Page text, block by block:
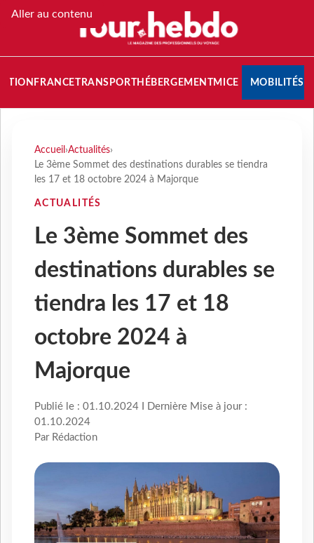
Aller au contenu
FRANCETRANSPORT HÉBERGEMENTMICE MOBILITÉS
Accueil ›Actualités›
Le 3ème Sommet des destinations durables se tiendra
les 17 et 18 octobre 2024 à Majorque
ACTUALITÉS
Le 3ème Sommet des
destinations durables se
tiendra les 17 et 18
octobre 2024 à
Majorque
Publié le : 01.10.2024 I Dernière Mise à jour :
01.10.2024
Par Rédaction